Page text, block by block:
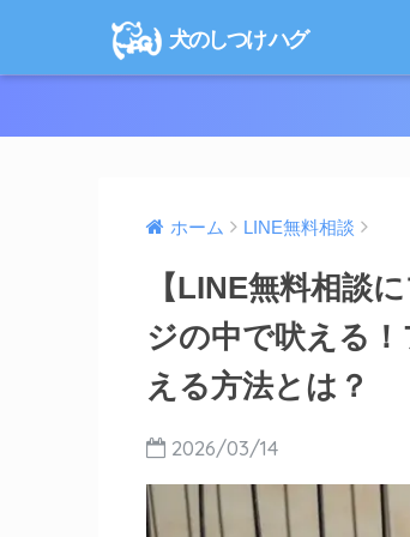
犬のしつけ ハグ
ホーム LINE無料相談
【LINE無料相談
ジの中で吠える
える方法とは？
2026/03/14